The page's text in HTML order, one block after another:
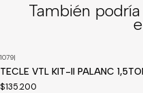
También
1079|
TECLE VTL KIT-II PALANC
$135.200